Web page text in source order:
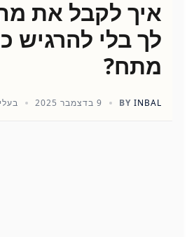
איך לקבל את
לך בלי להרגיש
מתח?
BY INBAL 9 בדצמבר 2025